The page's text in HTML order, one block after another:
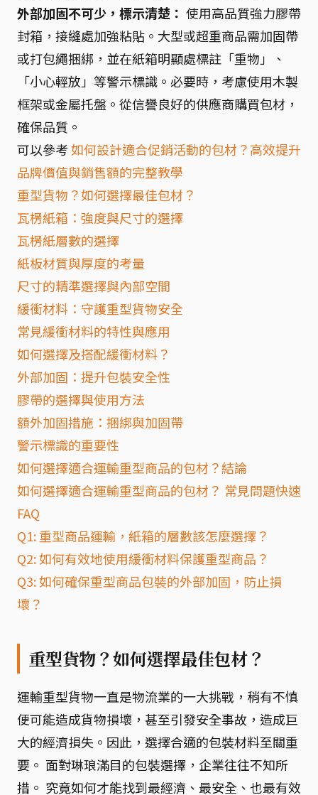
外部加固不可少，標示清楚： 使用高品質強力膠帶
封箱，接縫處加強粘貼。大型或超重商品需加固帶
或打包繩捆綁，並在紙箱明顯處標註「重物」、
「小心輕放」等警示標識。必要時，考慮使用木製
框架或金屬托盤。從信譽良好的供應商購買包材，
確保品質。
可以參考如何設計適合促銷活動的包材？高效提升
品牌價值與銷售額的完整教學
重型貨物？如何選擇最佳包材？
瓦楞紙箱：強度與尺寸的選擇
瓦楞紙層數的選擇
紙板材質與厚度的考量
尺寸的精準選擇與內部空間
緩衝材料：守護重型貨物安全
常見緩衝材料的特性與應用
如何選擇及搭配緩衝材料？
外部加固：提升包裝安全性
膠帶的選擇與使用方法
額外加固措施：捆綁與加固帶
警示標識的重要性
如何選擇適合運輸重型商品的包材？結論
如何選擇適合運輸重型商品的包材？ 常見問題快速
FAQ
Q1: 重型商品運輸，紙箱的層數該怎麼選擇？
Q2: 如何有效地使用緩衝材料保護重型商品？
Q3: 如何確保重型商品包裝的外部加固，防止損
壞？
重型貨物？如何選擇最佳包材？
運輸重型貨物一直是物流業的一大挑戰，稍有不慎
便可能造成貨物損壞，甚至引發安全事故，造成巨
大的經濟損失。因此，選擇合適的包裝材料至關重
要。 面對琳琅滿目的包裝選擇，企業往往不知所
措。 究竟如何才能找到最經濟、最安全、也最有效